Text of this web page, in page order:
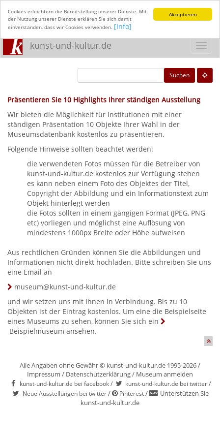
Akzeptieren
Cookies erleichtern die Bereitstellung unserer Dienste. Mit
der Nutzung unserer Dienste erklären Sie sich damit
einverstanden, dass wir Cookies verwenden. [Info]
kunst-und-kultur.de
Suchen
Präsentieren Sie 10 Highlights Ihrer ständigen Ausstellung
Wir bieten die Möglichkeit für Institutionen mit einer
ständigen Präsentation 10 Objekte Ihrer Wahl in der
Museumsdatenbank kostenlos zu präsentieren.
Folgende Hinweise sollten beachtet werden:
die verwendeten Fotos müssen für die Betreiber von
kunst-und-kultur.de kostenlos zur Verfügung stehen
es kann neben einem Foto des Objektes der Titel,
Copyright der Abbildung und ein Informationstext zum
Objekt hinterlegt werden
die Fotos sollten in einem gängigen Format (JPEG, PNG
etc) vorliegen und möglichst eine Auflösung von
mindestens 1000px Breite oder Höhe aufweisen
Aus rechtlichen Gründen können Sie die Abbildungen und
Informationen nicht direkt hochladen. Bitte schreiben Sie uns
eine Email an
museum@kunst-und-kultur.de
und wir setzen uns mit Ihnen in Verbindung. Bis zu 10
Objekten ist der Eintrag kostenlos. Um eine die Beispielseite
eines Museums zu sehen, können Sie sich ein
Beispielmuseum ansehen.
Alle Angaben ohne Gewähr © kunst-und-kultur.de 1995-2026 /
Impressum / Datenschutzerklärung/ Museum anmelden
kunst-und-kultur.de bei facebook/ kunst-und-kultur.de bei twitter/
Neue Ausstellungen bei twitter/ Pinterest/
Unterstützen Sie
kunst-und-kultur.de